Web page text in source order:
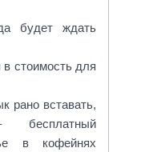
будет ждать
в стоимость для
рано вставать,
в кофейнях